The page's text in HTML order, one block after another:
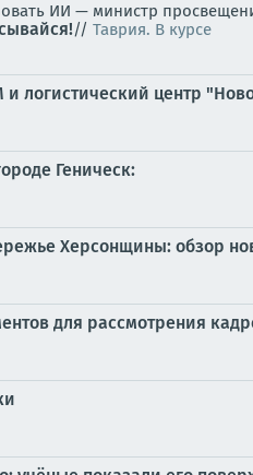
ИИ — министр
// Таврия. В курсе
логистический центр
Геническ:
Херсонщины: обзор
для рассмотрения